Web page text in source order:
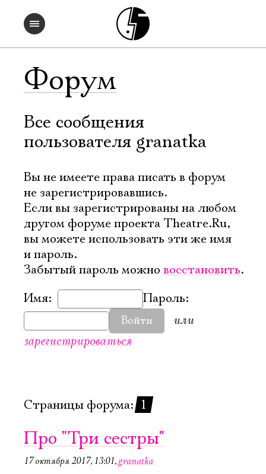
Форум
Все сообщения
пользователя granatka
Вы не имеете права писать в форум
не зарегистрировавшись.
Если вы зарегистрированы на любом
другом форуме проекта Theatre.Ru,
вы можете использовать эти же имя
и пароль.
Забытый пароль можно восстановить.
Имя:
Пароль:
Войти
или
зарегистрироваться
Страницы форума: 1
Про "Три сестры"
17 октября 2017, 13:01,granatka